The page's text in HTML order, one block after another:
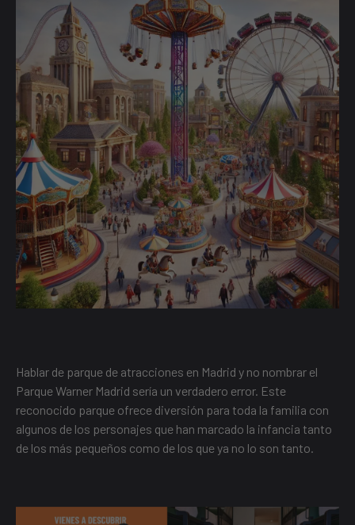
Hablar de parque de atracciones en Madrid y no nombrar el
Parque Warner Madrid sería un verdadero error. Este
reconocido parque ofrece diversión para toda la familia con
algunos de los personajes que han marcado la infancia tanto
de los más pequeños como de los que ya no lo son tanto.